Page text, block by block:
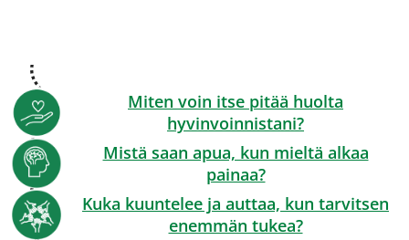
Miten voin itse pitää huolta
hyvinvoinnistani?
Mistä saan apua, kun mieltä alkaa
painaa?
Kuka kuuntelee ja auttaa, kun tarvitsen
enemmän tukea?